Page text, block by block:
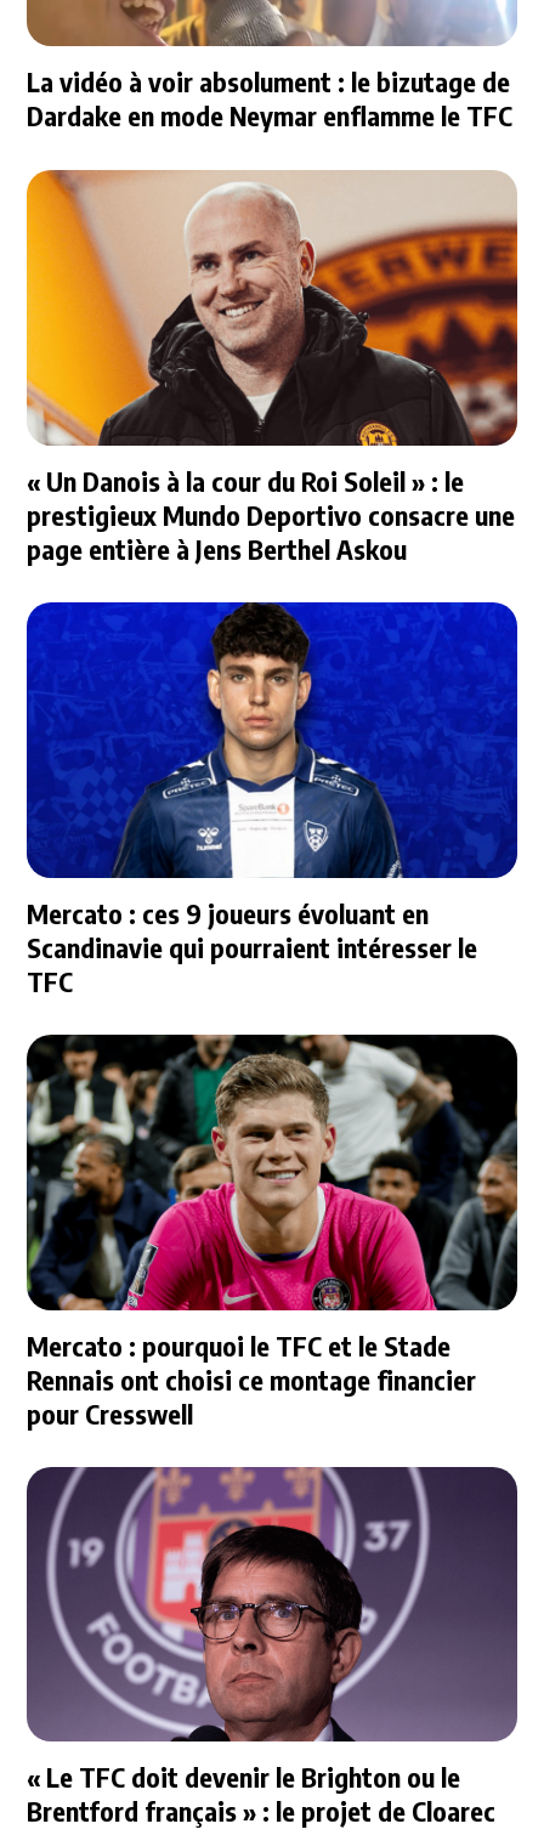
La vidéo à voir absolument : le bizutage de
Dardake en mode Neymar enflamme le TFC
« Un Danois à la cour du Roi Soleil » : le
prestigieux Mundo Deportivo consacre une
page entière à Jens Berthel Askou
Mercato : ces 9 joueurs évoluant en
Scandinavie qui pourraient intéresser le
TFC
Mercato : pourquoi le TFC et le Stade
Rennais ont choisi ce montage financier
pour Cresswell
« Le TFC doit devenir le Brighton ou le
Brentford français » : le projet de Cloarec